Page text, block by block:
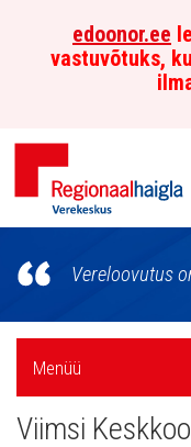
edoonor.ee
vastuvõtuks,
Põhja-
EestiVereloovutus
Külgpaani
Menüü
Viimsi